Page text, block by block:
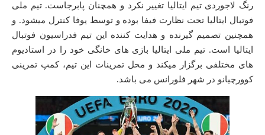
رنگ لاجوردی تیم ایتالیا تغییر نکرد و همچنان پابرجاست. تیم ملی
فوتبال ایتالیا تحت نظارت فیفا بوده و توسط یوفا کنترل میشود. و
همچنین تصمیم گیرنده و هدایت کننده این تیم فدراسیون فوتبال
ایتالیا است. تیم ملی ایتالیا بازی های خانگی خود را در استادیوم
های مختلفی برگزار میکند و محل تمرینات این تیم، کمپ تمرینی
کوورچیانو در شهر فلورانس می باشد.